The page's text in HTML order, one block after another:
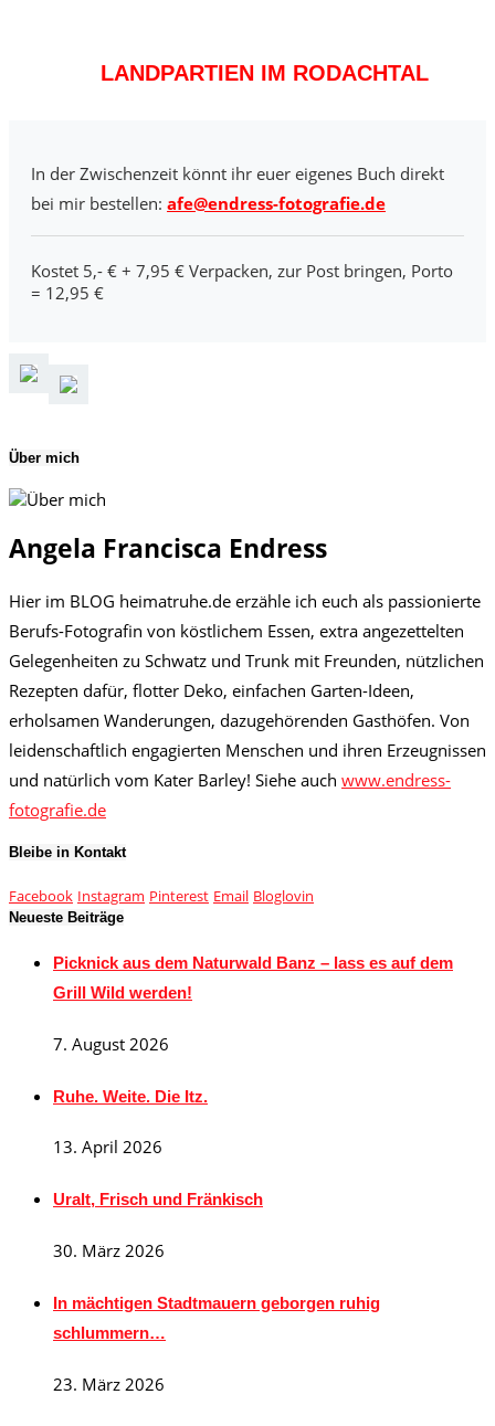
LANDPARTIEN IM RODACHTAL
In der Zwischenzeit könnt ihr euer eigenes Buch direkt
bei mir bestellen: afe@endress-fotografie.de
Kostet 5,- € + 7,95 € Verpacken, zur Post bringen, Porto
= 12,95 €
Über mich
Angela Francisca Endress
Hier im BLOG heimatruhe.de erzähle ich euch als passionierte
Berufs-Fotografin von köstlichem Essen, extra angezettelten
Gelegenheiten zu Schwatz und Trunk mit Freunden, nützlichen
Rezepten dafür, flotter Deko, einfachen Garten-Ideen,
erholsamen Wanderungen, dazugehörenden Gasthöfen. Von
leidenschaftlich engagierten Menschen und ihren Erzeugnissen
und natürlich vom Kater Barley! Siehe auch www.endress-
fotografie.de
Bleibe in Kontakt
Facebook Instagram Pinterest Email Bloglovin
Neueste Beiträge
Picknick aus dem Naturwald Banz – lass es auf dem
Grill Wild werden!
7. August 2026
Ruhe. Weite. Die Itz.
13. April 2026
Uralt, Frisch und Fränkisch
30. März 2026
In mächtigen Stadtmauern geborgen ruhig
schlummern…
23. März 2026